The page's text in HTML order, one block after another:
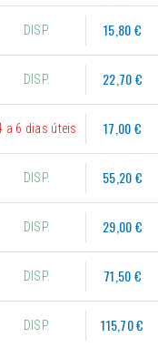
DISP. 15,80 €
DISP. 22,70 €
a 6 dias úteis 17,00 €
DISP. 55,20 €
DISP. 29,00 €
DISP. 71,50 €
DISP. 115,70 €